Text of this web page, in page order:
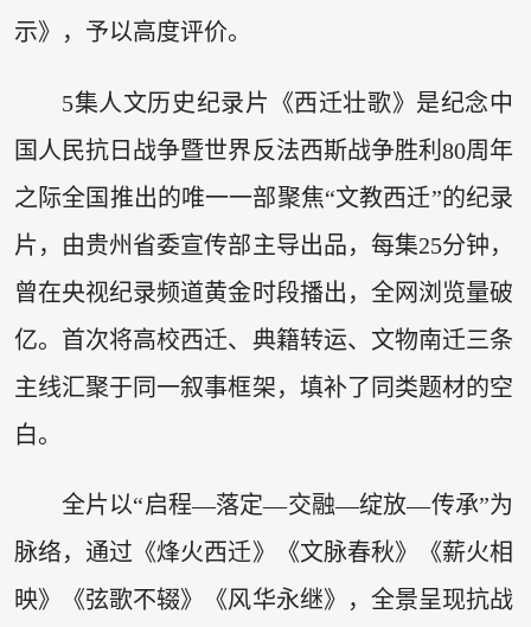
示》，予以高度评价。
5集人文历史纪录片《西迁壮歌》是纪念中
国人民抗日战争暨世界反法西斯战争胜利80周年
之际全国推出的唯一一部聚焦“文教西迁”的纪录
片，由贵州省委宣传部主导出品，每集25分钟，
曾在央视纪录频道黄金时段播出，全网浏览量破
亿。首次将高校西迁、典籍转运、文物南迁三条
主线汇聚于同一叙事框架，填补了同类题材的空
白。
全片以“启程—落定—交融—绽放—传承”为
脉络，通过《烽火西迁》《文脉春秋》《薪火相
映》《弦歌不辍》《风华永继》，全景呈现抗战